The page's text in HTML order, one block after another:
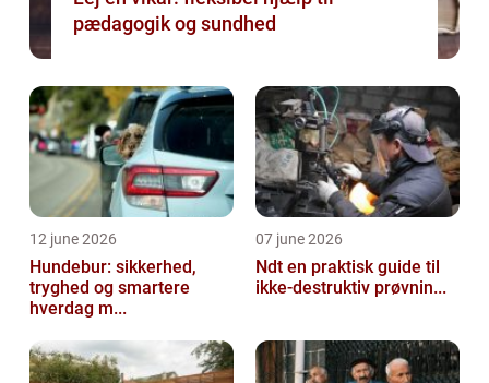
pædagogik og sundhed
12 june 2026
Hundebur: sikkerhed,
tryghed og smartere
hverdag m...
07 june 2026
Ndt en praktisk guide til
ikke-destruktiv prøvnin...